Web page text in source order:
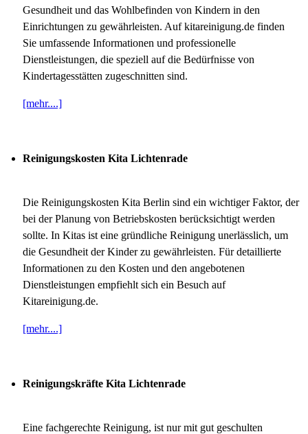
Gesundheit und das Wohlbefinden von Kindern in den
Einrichtungen zu gewährleisten. Auf kitareinigung.de finden
Sie umfassende Informationen und professionelle
Dienstleistungen, die speziell auf die Bedürfnisse von
Kindertagesstätten zugeschnitten sind.
[mehr....]
Reinigungskosten Kita Lichtenrade
Die Reinigungskosten Kita Berlin sind ein wichtiger Faktor, der
bei der Planung von Betriebskosten berücksichtigt werden
sollte. In Kitas ist eine gründliche Reinigung unerlässlich, um
die Gesundheit der Kinder zu gewährleisten. Für detaillierte
Informationen zu den Kosten und den angebotenen
Dienstleistungen empfiehlt sich ein Besuch auf
Kitareinigung.de.
[mehr....]
Reinigungskräfte Kita Lichtenrade
Eine fachgerechte Reinigung, ist nur mit gut geschulten